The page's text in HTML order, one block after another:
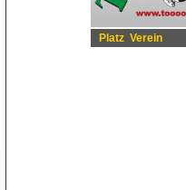
Platz Verein